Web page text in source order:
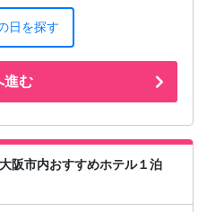
日を探す
進む
阪市内おすすめホテル１泊